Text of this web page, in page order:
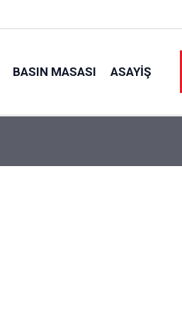
BASIN MASASI ASAYIŞ